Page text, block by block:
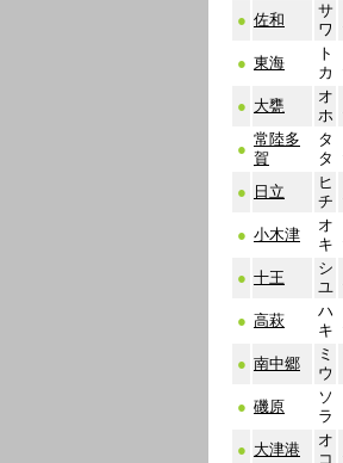
● 佐和
サ
ワ
● 東海
ト
カ
● 大甕
オ
ホ
●
常陸多
賀
タ
タ
● 日立
ヒ
チ
● 小木津
オ
キ
● 十王
シ
ユ
● 高萩
ハ
キ
● 南中郷
ミ
ウ
● 磯原
ソ
ラ
● 大津港
オ
コ